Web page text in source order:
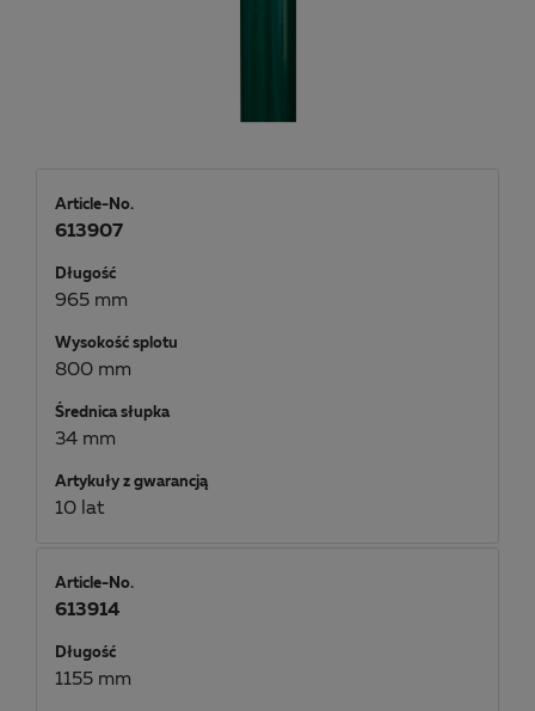
Article-No.
613907
Długość
965 mm
Wysokość splotu
800 mm
Średnica słupka
34 mm
Artykuły z gwarancją
10 lat
Article-No.
613914
Długość
1155 mm